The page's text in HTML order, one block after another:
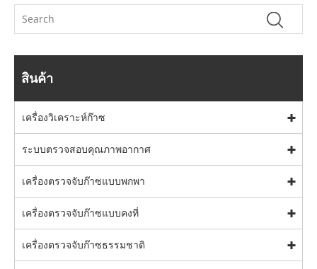
สินค้า
เครื่องวิเคราะห์ก๊าซ
ระบบตรวจสอบคุณภาพอากาศ
เครื่องตรวจจับก๊าซแบบพกพา
เครื่องตรวจจับก๊าซแบบคงที่
เครื่องตรวจจับก๊าซธรรมชาติ